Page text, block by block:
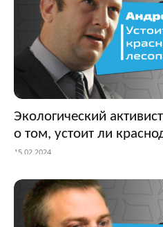
Экологический
о том, устоит ли
15.02.2024